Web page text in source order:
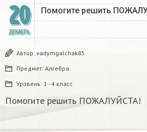
20
ДЕКАБРЬ
Помогите решить
Автор: vadymgalchak85
Предмет: Алгебра
Уровень: 1 - 4 класс
Помогите решить ПОЖАЛУЙСТА!